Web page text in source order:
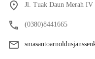
Jl. Tuak Daun Merah
(0380)8441665